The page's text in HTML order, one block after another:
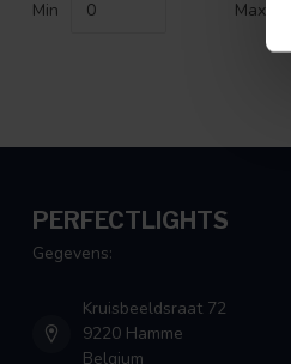
Min Max
PERFECTLIGHTS
Gegevens:
Kruisbeeldsraat 72
9220 Hamme
Belgium